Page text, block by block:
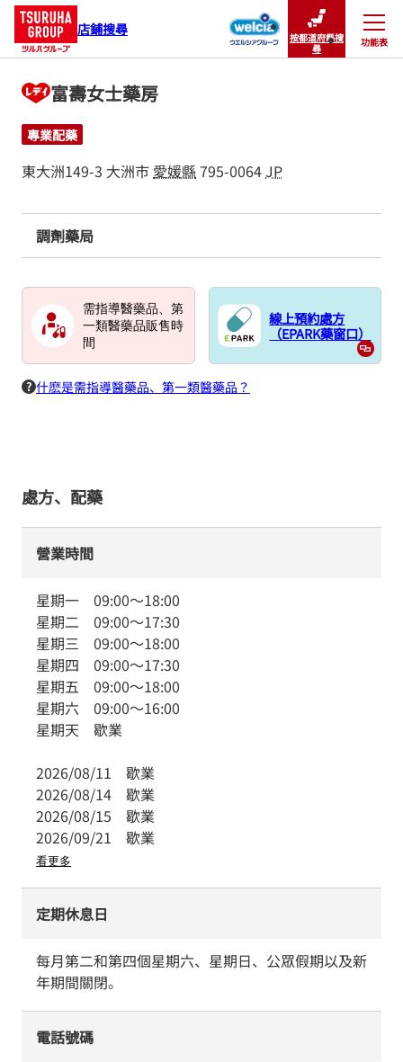
店鋪搜尋
按都道府縣搜
尋
功能表
關閉
富壽女士藥房
專業配藥
東大洲149-3 大洲市 愛媛縣795-0064JP
調劑藥局
需指導醫藥品、第
一類醫藥品販售時
間
線上預約處方
（EPARK藥窗口）
什麽是需指導醫藥品、第一類醫藥品？
處方、配藥
營業時間
星期一 09:00～18:00
星期二 09:00～17:30
星期三 09:00～18:00
星期四 09:00～17:30
星期五 09:00～18:00
星期六 09:00～16:00
星期天 歇業
2026/08/11 歇業
2026/08/14 歇業
2026/08/15 歇業
2026/09/21 歇業
看更多
定期休息日
每月第二和第四個星期六、星期日、公眾假期以及新
年期間關閉。
電話號碼